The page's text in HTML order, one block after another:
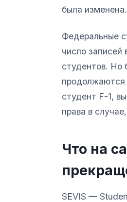
была изменена.
Федеральные
число записей
студентов. Но
продолжаются
студент F-1,
права в
Что на
SEVIS —